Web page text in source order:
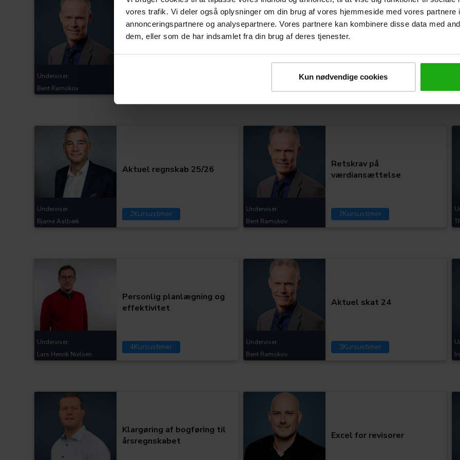
vores trafik. Vi deler også oplysninger om din brug af vores hjemmeside med vores partnere
annonceringspartnere og analysepartnere. Vores partnere kan kombinere disse data med
dem, eller som de har indsamlet fra din brug af deres tjenester.
Kun nødvendige cookies
Generationsskifte af
ejendomme og
Underviser:
Bent Ramskov
Besvigelser
2Kursustimer
Aktuel regnskab 25/26
2Kursustimer
Underviser:
Bjarne Aalbæk
Retskrav på
værdiansættelse
2Kursustimer
Underviser:
Bent Ramskov
Personlig planlægning og
effektivitet
4Kursustimer
Underviser:
Lars Henrik Nielsen
Aktuel skat 24
3Kursustimer
Underviser:
Bent Ramskov
Klargøring af bogføring til
årsregnskabet
Excel for revisorer